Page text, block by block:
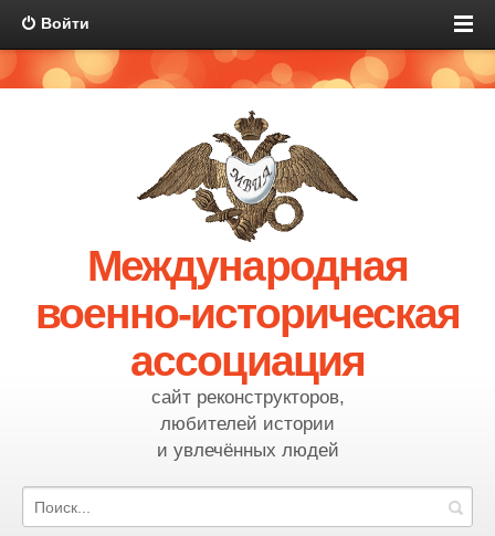
Войти
Международная
военно-историческая
ассоциация
сайт реконструкторов,
любителей истории
и увлечённых людей